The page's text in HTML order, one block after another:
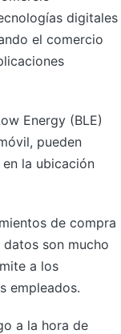
digitales
el comercio
Energy (BLE)
pueden
la ubicación
de compra
son mucho
a los
empleados.
a la hora de